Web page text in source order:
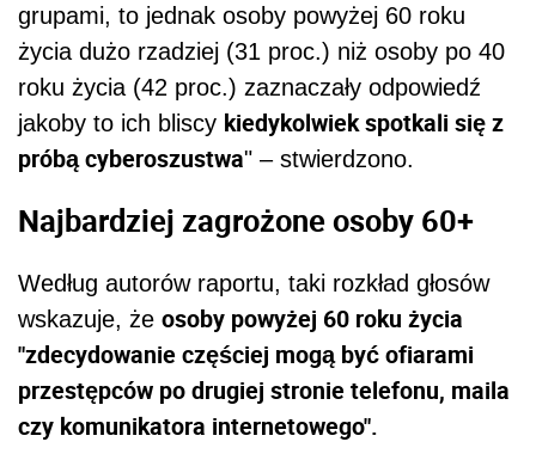
grupami, to jednak osoby powyżej 60 roku
życia dużo rzadziej (31 proc.) niż osoby po 40
roku życia (42 proc.) zaznaczały odpowiedź
jakoby to ich bliscy kiedykolwiek spotkali się z
próbą cyberoszustwa" – stwierdzono.
Najbardziej zagrożone osoby 60+
Według autorów raportu, taki rozkład głosów
wskazuje, że osoby powyżej 60 roku życia
"zdecydowanie częściej mogą być ofiarami
przestępców po drugiej stronie telefonu, maila
czy komunikatora internetowego".